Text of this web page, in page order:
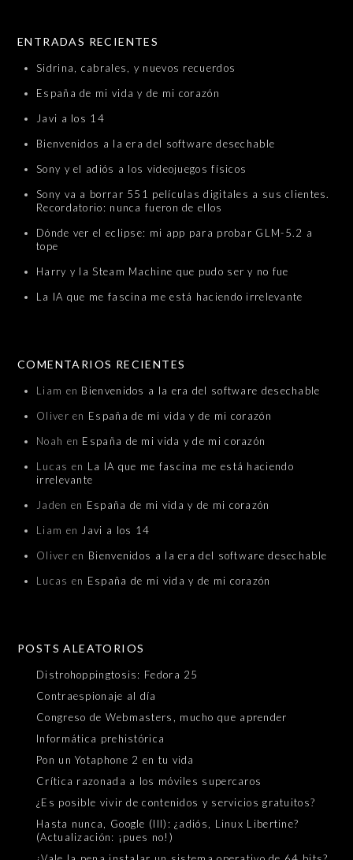
ENTRADAS RECIENTES
Sidrina, cabrales, y nuevos recuerdos
España de mi vida y de mi corazón
Javi a los 14
Bienvenidos a la era del software desechable
Sony y el adiós a los videojuegos físicos
Sony va a borrar 551 películas digitales a sus clientes.
Recordatorio: nunca fueron de ellos
Dónde ver el eclipse: mi app para probar GLM-5.2 a
tope
Harry y la Steam Machine que pudo ser y no fue
La IA que me fascina me está haciendo irrelevante
COMENTARIOS RECIENTES
Liam en Bienvenidos a la era del software desechable
Oliver en España de mi vida y de mi corazón
Noah en España de mi vida y de mi corazón
Lucas en La IA que me fascina me está haciendo
irrelevante
Jaden en España de mi vida y de mi corazón
Liam en Javi a los 14
Oliver en Bienvenidos a la era del software desechable
Lucas en España de mi vida y de mi corazón
POSTS ALEATORIOS
Distrohoppingtosis: Fedora 25
Contraespionaje al día
Congreso de Webmasters, mucho que aprender
Informática prehistórica
Pon un Yotaphone 2 en tu vida
Crítica razonada a los móviles supercaros
¿Es posible vivir de contenidos y servicios gratuitos?
Hasta nunca, Google (III): ¿adiós, Linux Libertine?
(Actualización: ¡pues no!)